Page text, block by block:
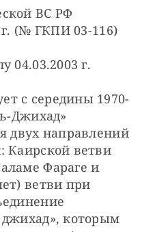
ВС РФ
(№ ГКПИ 03-116)
04.03.2003 г.
с середины 1970-
Джихад»
двух направлений
Каирской ветви
Фараге и
ветви при
которым